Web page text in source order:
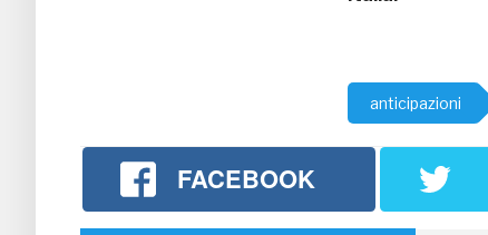
anticipazioni
FACEBOOK